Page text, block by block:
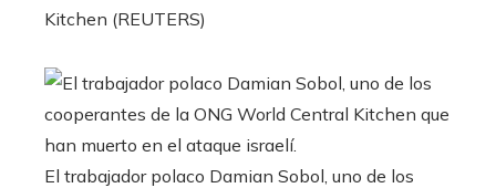
Kitchen (REUTERS)
El trabajador polaco Damian Sobol, uno de los